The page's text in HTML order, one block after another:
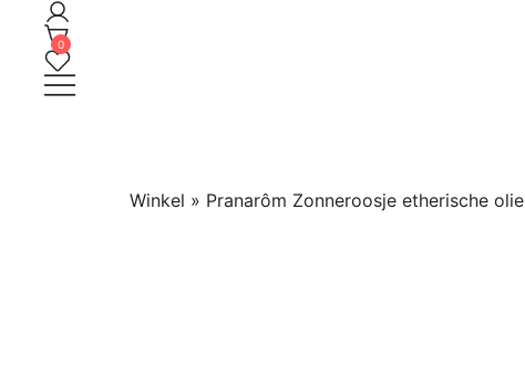
0
Winkel » Pranarôm Zonneroosje etherische olie